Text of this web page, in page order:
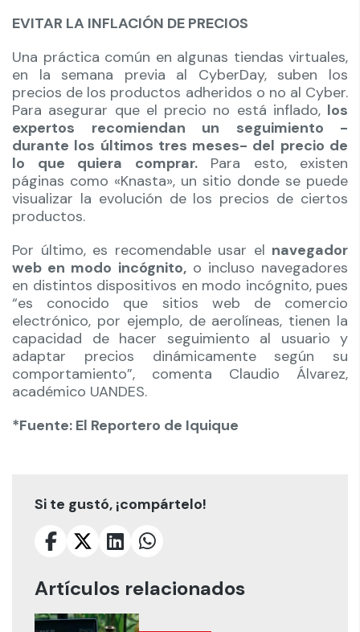
EVITAR LA INFLACIÓN DE PRECIOS
Una práctica común en algunas tiendas virtuales,
en la semana previa al CyberDay, suben los
precios de los productos adheridos o no al Cyber.
Para asegurar que el precio no está inflado, los
expertos recomiendan un seguimiento -
durante los últimos tres meses- del precio de
lo que quiera comprar.Para esto, existen
páginas como «Knasta», un sitio donde se puede
visualizar la evolución de los precios de ciertos
productos.
Por último, es recomendable usar el navegador
web en modo incógnito,o incluso navegadores
en distintos dispositivos en modo incógnito, pues
“es conocido que sitios web de comercio
electrónico, por ejemplo, de aerolíneas, tienen la
capacidad de hacer seguimiento al usuario y
adaptar precios dinámicamente según su
comportamiento”, comenta Claudio Álvarez,
académico UANDES.
*Fuente: El Reportero de Iquique
Si te gustó, ¡compártelo!
Artículos relacionados